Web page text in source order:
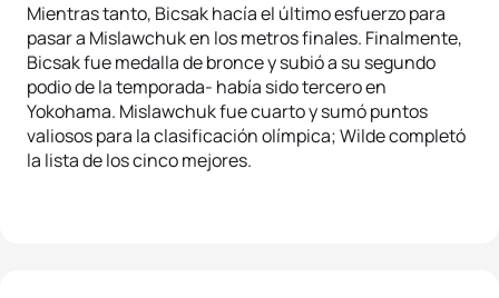
Mientras tanto, Bicsak hacía el último esfuerzo para
pasar a Mislawchuk en los metros finales. Finalmente,
Bicsak fue medalla de bronce y subió a su segundo
podio de la temporada- había sido tercero en
Yokohama. Mislawchuk fue cuarto y sumó puntos
valiosos para la clasificación olímpica; Wilde completó
la lista de los cinco mejores.